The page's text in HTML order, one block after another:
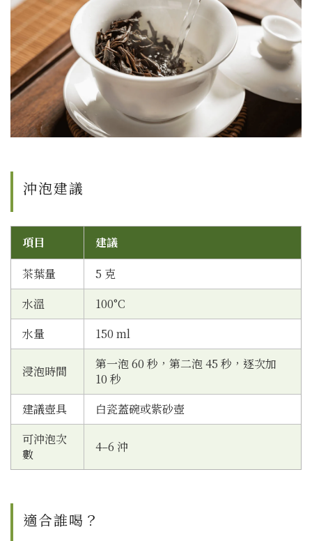
沖泡建議
項目
建議
茶葉量
5 克
水溫
100°C
水量
150 ml
浸泡時間
第一泡 60 秒，第二泡 45 秒，逐次加
10 秒
建議壺具
白瓷蓋碗或紫砂壺
可沖泡次
數
4–6 沖
適合誰喝？